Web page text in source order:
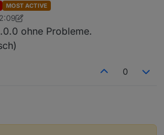
geht alles wieder und Verbindung
MOST ACTIVE
ohne Probleme.
0